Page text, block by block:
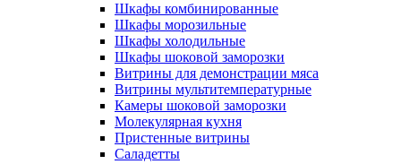
Шкафы комбинированные
Шкафы морозильные
Шкафы холодильные
Шкафы шоковой заморозки
Витрины для демонстрации мяса
Витрины мультитемпературные
Камеры шоковой заморозки
Молекулярная кухня
Пристенные витрины
Саладетты